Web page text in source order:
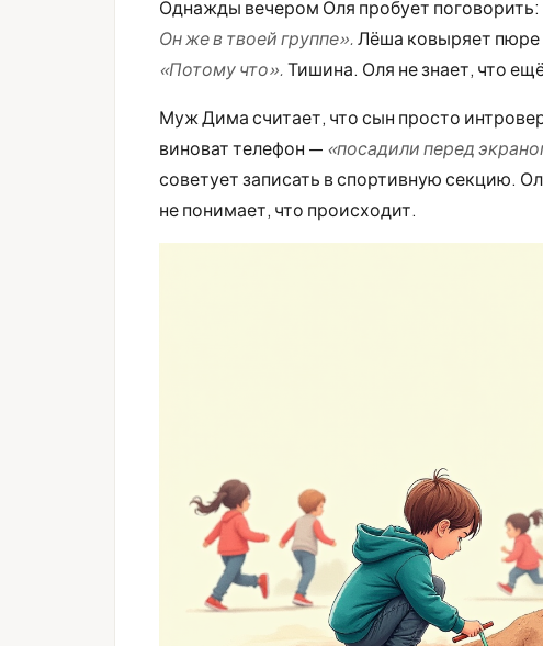
Однажды вечером Оля пробует поговорить:
Он же в твоей группе».Лёша ковыряет
«Потому что».Тишина. Оля не знает, что
Муж Дима считает, что сын просто
виноват телефон — «посадили перед
советует записать в спортивную секцию.
не понимает, что происходит.